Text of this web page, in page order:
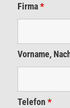
Firma*
Vorname,
Telefon *